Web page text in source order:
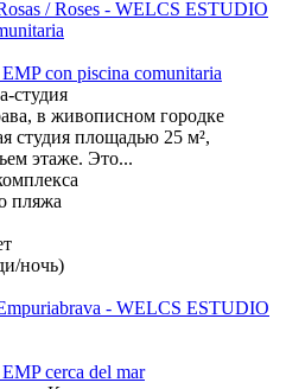
con piscina comunitaria
студия
в живописном городке
студия площадью 25 м²,
этаже. Это...
пляжа
ночь)
cerca del mar